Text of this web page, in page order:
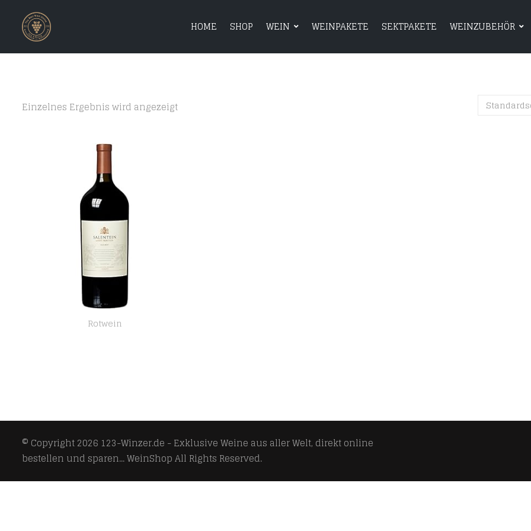
HOME SHOP WEIN WEINPAKETE SEKTPAKETE WEINZUBEHÖR
HOME SHOP WEIN WEINPAKETE
Einzelnes Ergebnis wird angezeigt
Rotwein
© Copyright 2026 123-Winzer.de - Exklusive Weine aus aller Welt, direkt online
bestellen und sparen... WeinShopAll Rights Reserved.